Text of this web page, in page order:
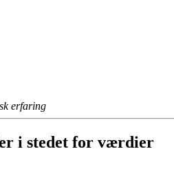
erfaring
i stedet for værdier